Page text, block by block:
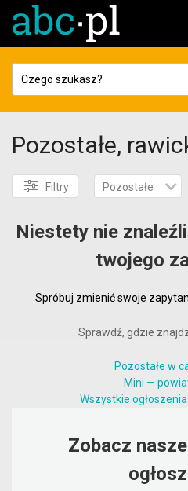
Pozostałe,
Filtry Pozostałe
Niestety nie
twojego
Spróbuj zmienić swoje
Sprawdź, gdzie
Pozostałe w
Mini —
Wszystkie
Zobacz